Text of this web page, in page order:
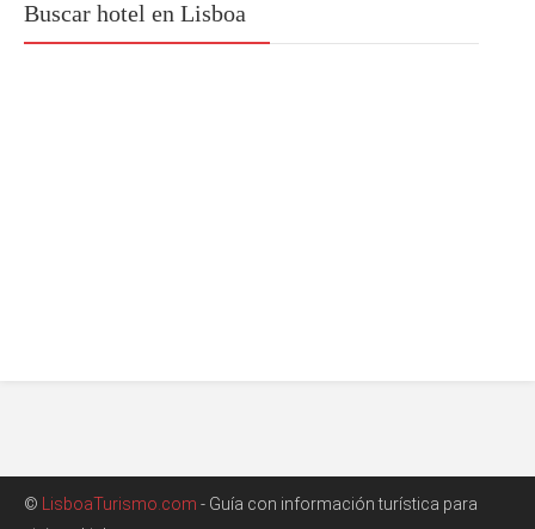
Buscar hotel en Lisboa
© LisboaTurismo.com - Guía con información turística para